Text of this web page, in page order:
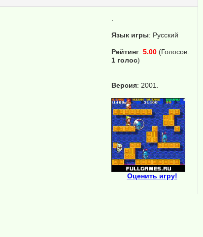
Язык игры: Русский
Рейтинг: 5.00 (Голосов:
1 голос)
Версия: 2001.
Оценить игру!